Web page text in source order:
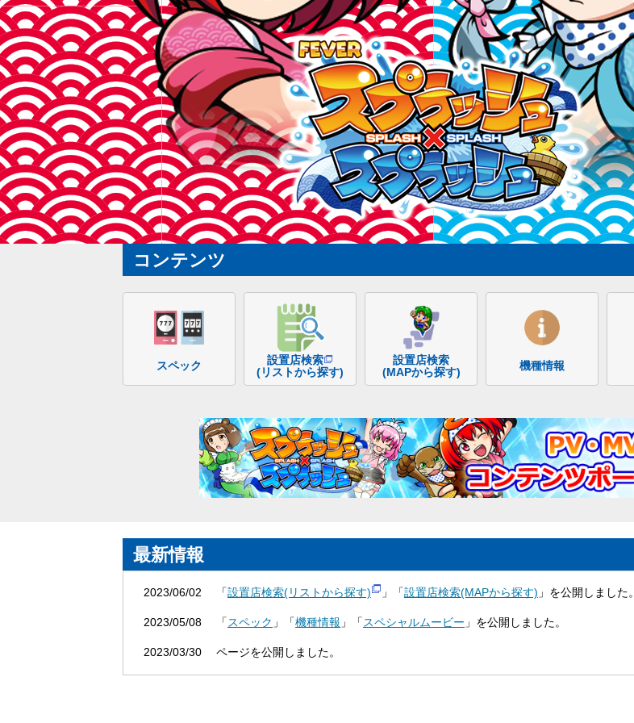
コンテンツ
スペック
設置店検索
(リストから探す)
設置店検索
(MAPから探す)
機種情報
最新情報
2023/06/02 「設置店検索(リストから探す) 」「設置店検索(MAPから探す) 」を公開しました。
2023/05/08 「スペック 」「機種情報 」「スペシャルムービー 」を公開しました。
2023/03/30 ページを公開しました。